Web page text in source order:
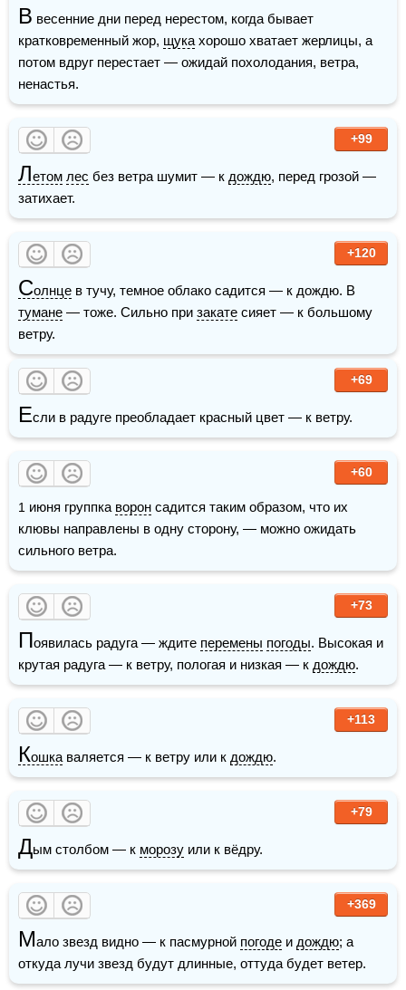
В весенние дни перед нерестом, когда бывает
кратковременный жор, щука хорошо хватает жерлицы, а
потом вдруг перестает — ожидай похолодания, ветра,
ненастья.
+99
Летом лес без ветра шумит — к дождю, перед грозой —
затихает.
+120
Солнце
тумане — тоже. Сильно при закате сияет — к большому
ветру.
+69
Если в радуге преобладает красный цвет — к ветру.
+60
1 июня группка ворон садится таким образом, что их
клювы направлены в одну сторону, — можно ожидать
сильного ветра.
+73
Появилась радуга — ждите перемены погоды. Высокая и
крутая радуга — к ветру, пологая и низкая — к дождю.
+113
Кошка валяется — к ветру или к дождю.
+79
Дым столбом — к морозу или к вёдру.
+369
Мало звезд видно — к пасмурной погоде и дождю; а
откуда лучи звезд будут длинные, оттуда будет ветер.